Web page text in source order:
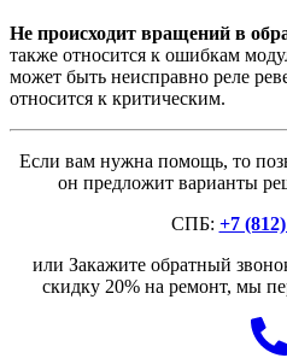
Не происходит вращений в
также относится к ошибкам
может быть неисправно реле
относится к критическим.
Если вам нужна помощь, то
он предложит варианты
СПБ: +7
или Закажите обратный
скидку 20% на ремонт, мы